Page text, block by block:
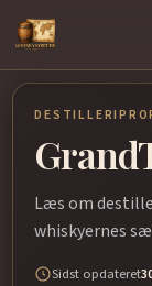
Læs om
whiskyernes
Sidst opdateret